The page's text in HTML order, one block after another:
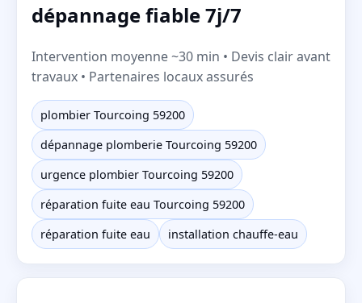
dépannage fiable 7j/7
Intervention moyenne ~30 min • Devis clair avant
travaux • Partenaires locaux assurés
plombier Tourcoing 59200
dépannage plomberie Tourcoing 59200
urgence plombier Tourcoing 59200
réparation fuite eau Tourcoing 59200
réparation fuite eau
installation chauffe-eau